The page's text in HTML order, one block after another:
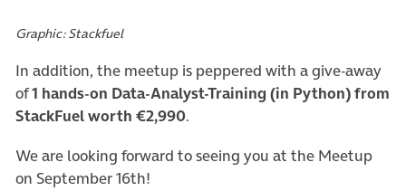
(öffnet in neuem Tab)
Graphic: Stackfuel
In addition, the meetup is peppered with a give-away
of1 hands-on Data-Analyst-Training (in Python) from
StackFuel worth €2,990.
We are looking forward to seeing you at the Meetup
on September 16th!